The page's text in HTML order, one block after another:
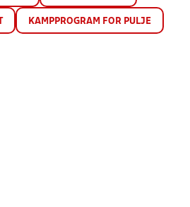
KAMPPROGRAM FOR PULJE